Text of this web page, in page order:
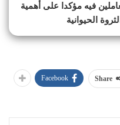
فيه مؤكدا على أهمية
الحيوانية
Share
Facebook